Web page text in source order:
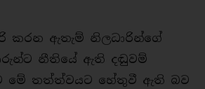
කරන ඇතැම් නිලධාරින්ගේ
නීතියේ ඇති දඬුවම්
මේ තත්ත්වයට හේතුවී ඇති බව